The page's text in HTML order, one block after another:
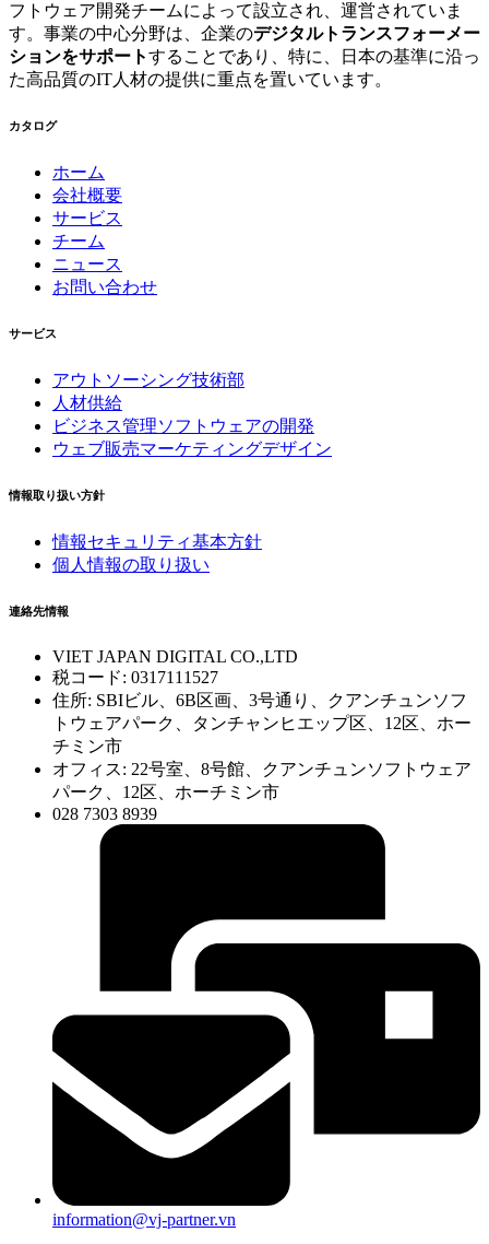
フトウェア開発チームによって設立され、運営されていま
す。事業の中心分野は、企業のデジタルトランスフォーメー
ションをサポートすることであり、特に、日本の基準に沿っ
た高品質のIT人材の提供に重点を置いています。
カタログ
ホーム
会社概要
サービス
チーム
ニュース
お問い合わせ
サービス
アウトソーシング技術部
人材供給
ビジネス管理ソフトウェアの開発
ウェブ販売マーケティングデザイン
情報取り扱い方針
情報セキュリティ基本方針
個人情報の取り扱い
連絡先情報
VIET JAPAN DIGITAL CO.,LTD
税コード: 0317111527
住所: SBIビル、6B区画、3号通り、クアンチュンソフ
トウェアパーク、タンチャンヒエップ区、12区、ホー
チミン市
オフィス: 22号室、8号館、クアンチュンソフトウェア
パーク、12区、ホーチミン市
028 7303 8939
information@vj-partner.vn